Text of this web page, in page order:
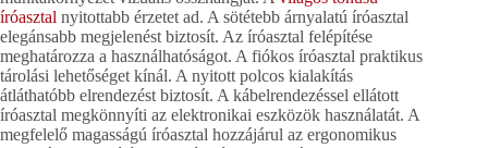
íróasztal nyitottabb érzetet ad. A sötétebb árnyalatú íróasztal
elegánsabb megjelenést biztosít. Az íróasztal felépítése
meghatározza a használhatóságot. A fiókos íróasztal praktikus
tárolási lehetőséget kínál. A nyitott polcos kialakítás
átláthatóbb elrendezést biztosít. A kábelrendezéssel ellátott
íróasztal megkönnyíti az elektronikai eszközök használatát. A
megfelelő magasságú íróasztal hozzájárul az ergonomikus